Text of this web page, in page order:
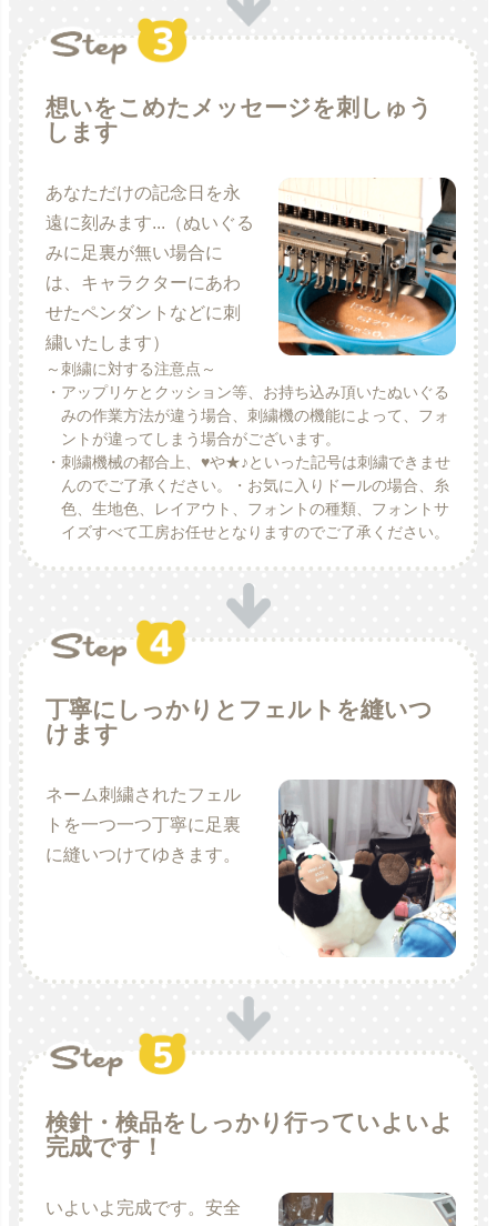
想いをこめたメッセージを刺しゅう
します
あなただけの記念日を永
遠に刻みます...（ぬいぐる
みに足裏が無い場合に
は、キャラクターにあわ
せたペンダントなどに刺
繍いたします）
～刺繍に対する注意点～
・アップリケとクッション等、お持ち込み頂いたぬいぐる
みの作業方法が違う場合、刺繍機の機能によって、フォ
ントが違ってしまう場合がございます。
・刺繍機械の都合上、♥や★♪といった記号は刺繍できませ
んのでご了承ください。・お気に入りドールの場合、糸
色、生地色、レイアウト、フォントの種類、フォントサ
イズすべて工房お任せとなりますのでご了承ください。
丁寧にしっかりとフェルトを縫いつ
けます
ネーム刺繍されたフェル
トを一つ一つ丁寧に足裏
に縫いつけてゆきます。
検針・検品をしっかり行っていよいよ
完成です！
いよいよ完成です。安全